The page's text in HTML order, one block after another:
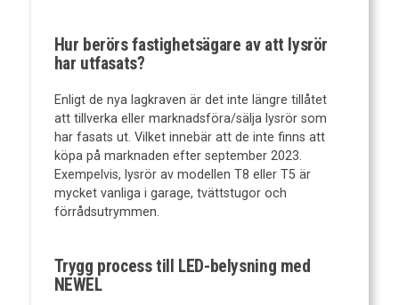
Hur berörs fastighetsägare av att lysrör
har utfasats?
Enligt de nya lagkraven är det inte längre tillåtet
att tillverka eller marknadsföra/sälja lysrör som
har fasats ut. Vilket innebär att de inte finns att
köpa på marknaden efter september 2023.
Exempelvis, lysrör av modellen T8 eller T5 är
mycket vanliga i garage, tvättstugor och
förrådsutrymmen.
Trygg process till LED-belysning med
NEWEL